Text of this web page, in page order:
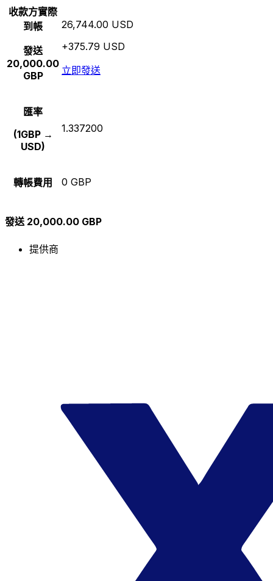
收款方實際
到帳
發送
20,000.00
GBP
26,744.00 USD
+375.79 USD
立即發送
匯率
(1GBP →
USD)
1.337200
轉帳費用 0 GBP
發送 20,000.00 GBP
提供商